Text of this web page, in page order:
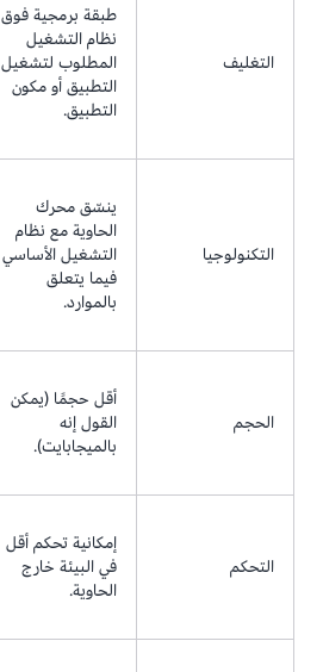
التغليف
طبقة برمجية فوق
نظام التشغيل
المطلوب لتشغيل
التطبيق أو مكون
التطبيق.
التكنولوجيا
ينسّق محرك
الحاوية مع نظام
التشغيل الأساسي
فيما يتعلق
بالموارد.
الحجم
أقل حجمًا (يمكن
القول إنه
بالميجابايت).
التحكم
إمكانية تحكم أقل
في البيئة خارج
الحاوية.